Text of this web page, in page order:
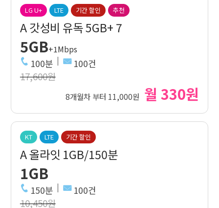
LG U+ LTE 기간 할인 추천
A 갓성비 유독 5GB+ 7
5GB+1Mbps
100분 100건
17,600원
8개월차 부터 11,000원 월 330원
KT LTE 기간 할인
A 올라잇 1GB/150분
1GB
150분 100건
10,450원